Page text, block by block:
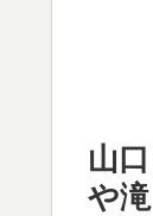
山
や